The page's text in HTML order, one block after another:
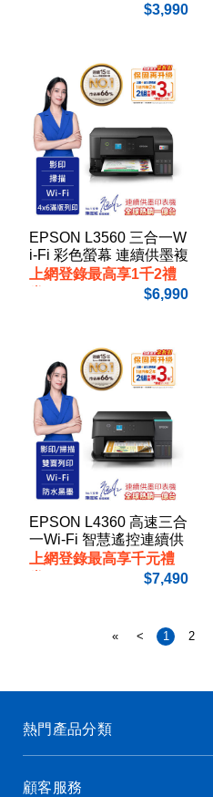
3,990
EPSON L3560 三合一W
i-Fi 彩色螢幕 連續供墨複
合機
上網登錄最高享1千2禮
6,990
EPSON L4360 高速三合
一Wi-Fi 智慧遙控連續供
墨複合機
上網登錄最高享千元禮
7,490
« < 1 2
熱門產品分類
顧客服務